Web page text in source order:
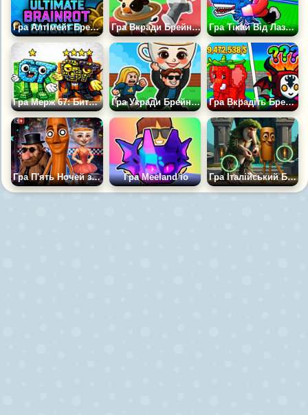
Гра Алтімейт Брейнрот Клікер Гра Вкради Брейнрот: Нові Тварини Гра Тікай Від Лазерів Заради Брейнрота
Гра Мерж 67: Битва Брейнрота Гра Укради Брейнрот Онлайн З Справжніми Гравцями Гра Вкрадіть Брейнрот: Приватний Сервер
Гра П'ять Ночей з Сахуром Гра Meeland io Гра Італійський Брейнрот: Знайди Відмінності